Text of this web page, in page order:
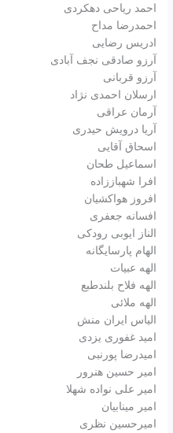
احمد ریاحی دهکردی
احمدرضا مداح
ادریس رضایی
آرزو صادقی نجف آبادی
آرزو قربانی
ارسلان احمدی نژاد
آرمان عراقی
آریا درویش حیدری
اسحاق آقایی
اسماعیل طحان
افرا شهباززاده
افروز هواکشیان
افسانه جعفری
الناز ایوبی رودکی
الهام پارسایگانه
الهه عبیات
الهه فلاح بلندطبع
الهه ملائی
الیاس ایران منش
امید غفوری یزدی
امیدرضا پورنبی
امیر حسین هنرور
امیر علی نواده شهلا
امیر مینابیان
امیرحسین نظری